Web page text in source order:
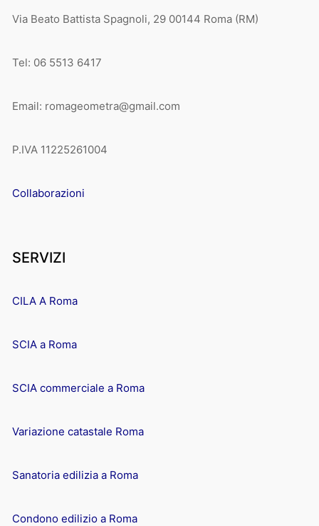
Via Beato Battista Spagnoli, 29 00144 Roma (RM)
Tel: 06 5513 6417
Email: romageometra@gmail.com
P.IVA 11225261004
Collaborazioni
SERVIZI
CILA A Roma
SCIA a Roma
SCIA commerciale a Roma
Variazione catastale Roma
Sanatoria edilizia a Roma
Condono edilizio a Roma